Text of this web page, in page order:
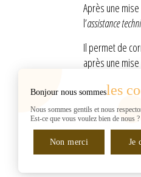
Après une
l’assistance
Il permet de
après une
Rue de
(sur RDV
Bonjour nous sommesles
Nous sommes gentils et nous
Est-ce que vous voulez bien de nous ?
Non merci Je